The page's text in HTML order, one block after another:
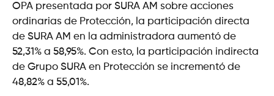
OPA presentada por SURA AM sobre acciones
ordinarias de Protección, la participación directa
de SURA AM en la administradora aumentó de
52,31% a 58,95%. Con esto, la participación indirecta
de Grupo SURA en Protección se incrementó de
48,82% a 55,01%.